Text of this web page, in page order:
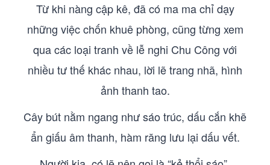
Từ khi nàng cập kê, đã có ma ma chỉ dạy
những việc chốn khuê phòng, cũng từng xem
qua các loại tranh về lễ nghi Chu Công với
nhiều tư thế khác nhau, lời lẽ trang nhã, hình
ảnh thanh tao.
Cây bút nằm ngang như sáo trúc, dấu cắn khẽ
ẩn giấu âm thanh, hàm răng lưu lại dấu vết.